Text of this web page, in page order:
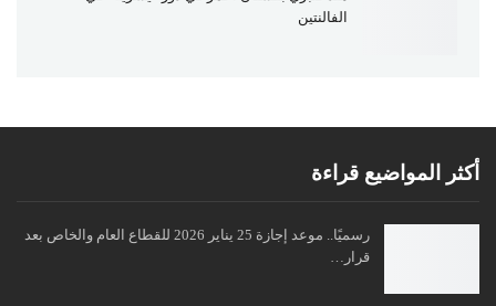
الفالنتين
أكثر المواضيع قراءة
رسميًا.. موعد إجازة 25 يناير 2026 للقطاع العام والخاص بعد
قرار…